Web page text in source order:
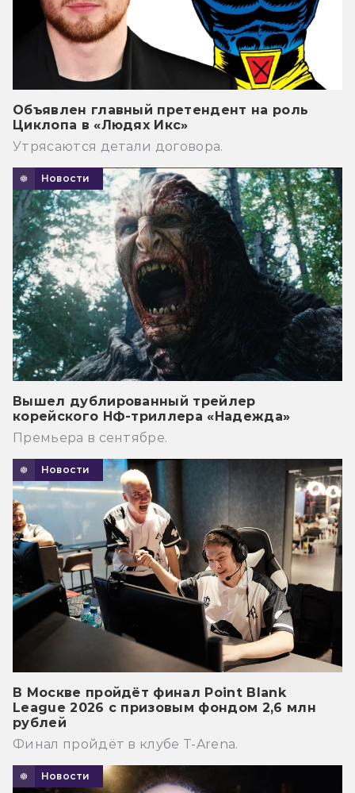
Объявлен главный претендент на роль
Циклопа в «Людях Икс»
Утрясаются детали договора.
Новости
Вышел дублированный трейлер
корейского НФ-триллера «Надежда»
Премьера в сентябре.
Новости
В Москве пройдёт финал Point Blank
League 2026 с призовым фондом 2,6 млн
рублей
Финал пройдёт в клубе T-Arena.
Новости